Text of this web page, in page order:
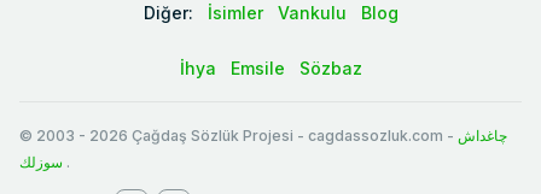
Diğer: İsimler Vankulu Blog
İhya Emsile Sözbaz
© 2003 - 2026 Çağdaş Sözlük Projesi - cagdassozluk.com - چاغداش
سوزلك .